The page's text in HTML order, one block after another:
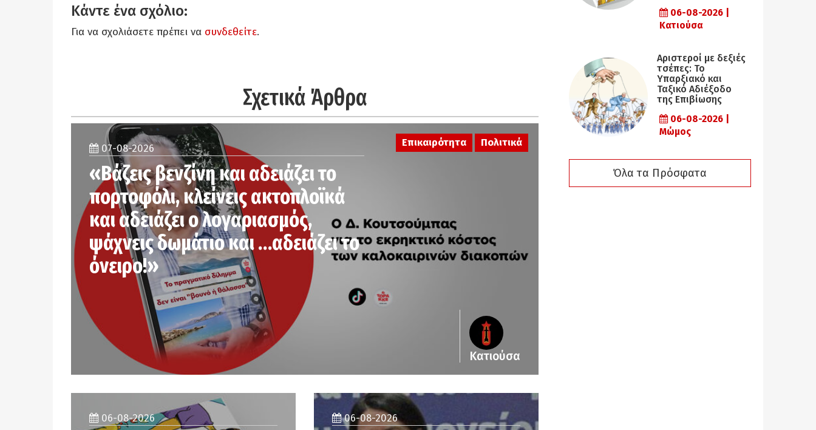
Κάντε ένα σχόλιο:
Για να σχολιάσετε πρέπει να συνδεθείτε.
Σχετικά Άρθρα
Επικαιρότητα Πολιτικά
07-08-2026
«Βάζεις βενζίνη και αδειάζει το
πορτοφόλι, κλείνεις ακτοπλοϊκά
και αδειάζει ο λογαριασμός,
ψάχνεις δωμάτιο και …αδειάζει το
όνειρο!»
Κατιούσα
06-08-2026 06-08-2026
06-08-2026 |
Κατιούσα
Αριστεροί με δεξιές
τσέπες: Το
Υπαρξιακό και
Ταξικό Αδιέξοδο
της Επιβίωσης
06-08-2026 |
Μώμος
Όλα τα Πρόσφατα